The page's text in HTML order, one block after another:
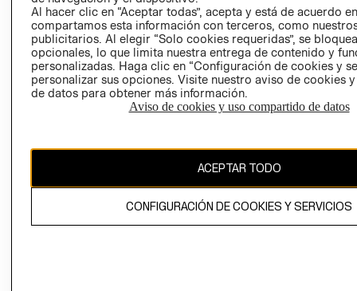
Ecuador ($)
CAMBIAR REGIÓN
propiedad de H&M Hennes & Mauritz AB.
Al hacer clic en “Aceptar todas”, acepta y está de acuerdo
compartamos esta información con terceros, como
publicitarios. Al elegir “Solo cookies requeridas”, se
opcionales, lo que limita nuestra entrega de contenido y
personalizadas. Haga clic en “Configuración de cookies y
personalizar sus opciones. Visite nuestro aviso de cookies
de datos para obtener más información.
Aviso de cookies y uso compartido de datos
ACEPTAR TODO
CONFIGURACIÓN DE COOKIES Y SERVICIOS